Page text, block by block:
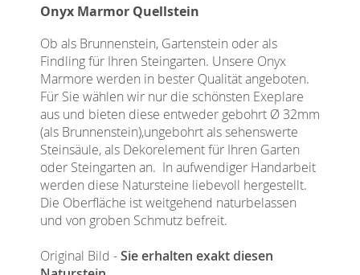
Onyx Marmor Quellstein
Ob als Brunnenstein, Gartenstein oder als
Findling für Ihren Steingarten. Unsere Onyx
Marmore werden in bester Qualität angeboten.
Für Sie wählen wir nur die schönsten Exeplare
aus und bieten diese entweder gebohrt Ø 32mm
(als Brunnenstein),ungebohrt als sehenswerte
Steinsäule, als Dekorelement für Ihren Garten
oder Steingarten an. In aufwendiger Handarbeit
werden diese Natursteine liebevoll hergestellt.
Die Oberfläche ist weitgehend naturbelassen
und von groben Schmutz befreit.
Original Bild -Sie erhalten exakt diesen